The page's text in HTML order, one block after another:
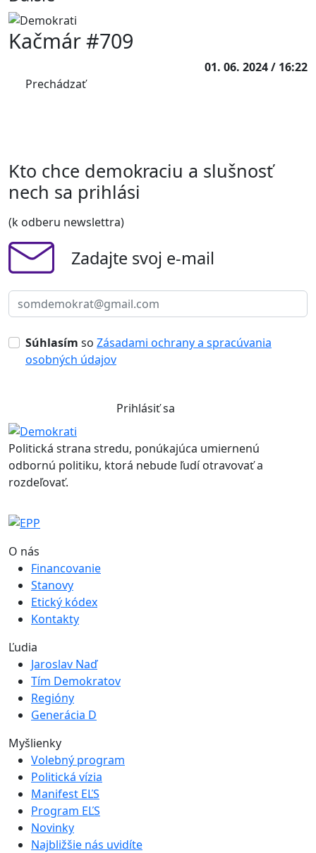
Prechádzať
Kačmár #709
01. 06. 2024 / 16:22
Kto chce demokraciu a slušnosť
nech sa prihlási
(k odberu newslettra)
Zadajte svoj e-mail
Súhlasím so Zásadami ochrany a spracúvania
osobných údajov
Prihlásiť sa
Politická strana stredu, ponúkajúca umiernenú
odbornú politiku, ktorá nebude ľudí otravovať a
rozdeľovať.
O nás
Financovanie
Stanovy
Etický kódex
Kontakty
Ľudia
Jaroslav Naď
Tím Demokratov
Regióny
Generácia D
Myšlienky
Volebný program
Politická vízia
Manifest EĽS
Program EĽS
Novinky
Najbližšie nás uvidíte